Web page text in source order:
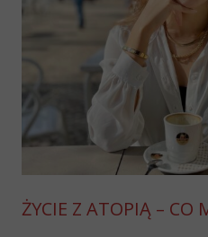
ŻYCIE Z ATOPIĄ – CO